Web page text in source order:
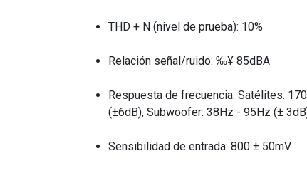
THD + N (nivel de prueba): 10%
Relación señal/ruido: ‰¥ 85dBA
Respuesta de frecuencia: Satélites:
(±6dB), Subwoofer: 38Hz - 95Hz (±
Sensibilidad de entrada: 800 ± 50mV